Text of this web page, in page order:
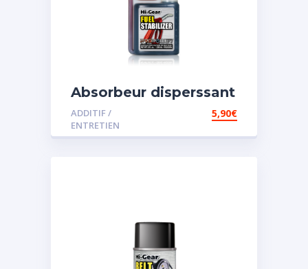
Absorbeur disperssant
d’eau pour carburant
ADDITIF /
ENTRETIEN
5,90€